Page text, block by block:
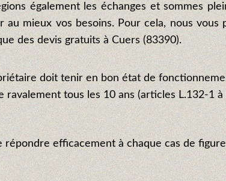
également les échanges et sommes
au mieux vos besoins. Pour cela, nous vous
des devis gratuits à Cuers (83390).
doit tenir en bon état de
ravalement tous les 10 ans (articles L.132-1
répondre efficacement à chaque cas de